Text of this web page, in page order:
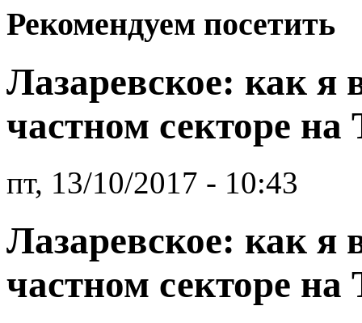
Рекомендуем посетить
Лазаревское: как
частном секторе
пт, 13/10/2017 - 10:43
Лазаревское: как
частном секторе